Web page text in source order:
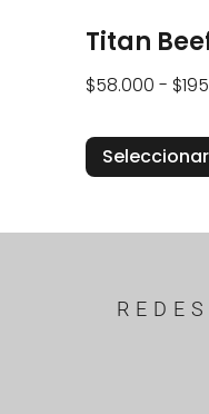
Titan
$58.000 - $